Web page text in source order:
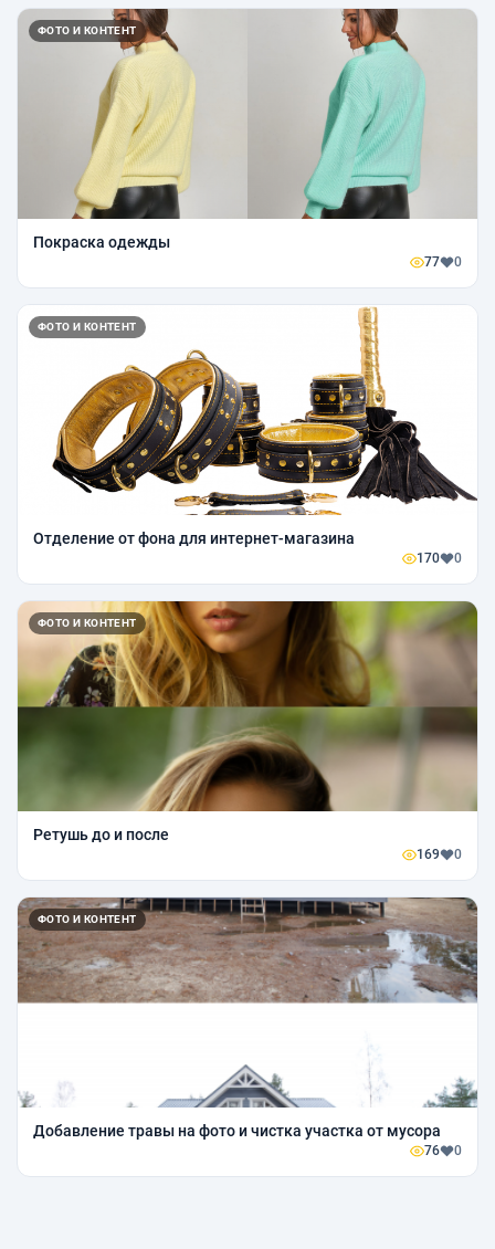
ФОТО И КОНТЕНТ
Покраска одежды
77 0
ФОТО И КОНТЕНТ
Отделение от фона для интернет-магазина
170 0
ФОТО И КОНТЕНТ
Ретушь до и после
169 0
ФОТО И КОНТЕНТ
Добавление травы на фото и чистка участка от мусора
76 0